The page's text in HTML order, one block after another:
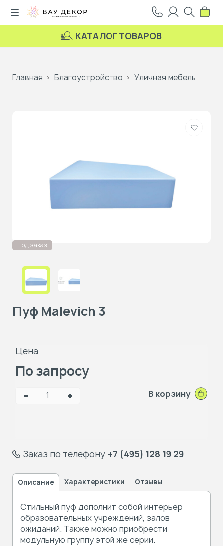
КАТАЛОГ ТОВАРОВ
Главная Благоустройство Уличная мебель
Под заказ
Пуф Malevich 3
Цена
По запросу
В корзину
Заказ по телефону +7 (495) 128 19 29
Описание Характеристики Отзывы
Стильный пуф дополнит собой интерьер
образовательных учреждений, залов
ожиданий. Также можно приобрести
модульную группу этой же серии.